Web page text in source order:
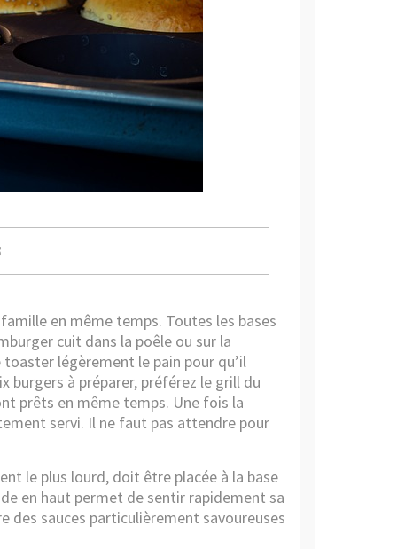
en même temps. Toutes les bases
cuit dans la poêle ou sur la
légèrement le pain pour qu’il
burgers à préparer, préférez le grill du
prêts en même temps. Une fois la
servi. Il ne faut pas attendre pour
le plus lourd, doit être placée à la base
en haut permet de sentir rapidement sa
des sauces particulièrement savoureuses